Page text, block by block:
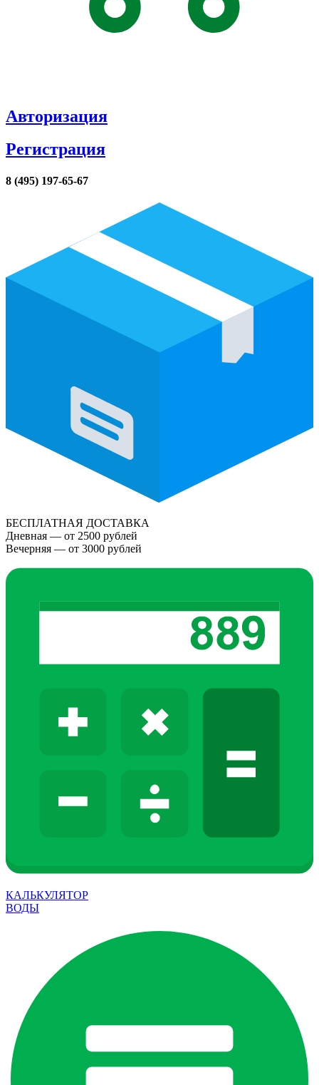
Авторизация
Регистрация
8 (495) 197-65-67
БЕСПЛАТНАЯ ДОСТАВКА
Дневная — от 2500 рублей
Вечерняя — от 3000 рублей
КАЛЬКУЛЯТОР
ВОДЫ